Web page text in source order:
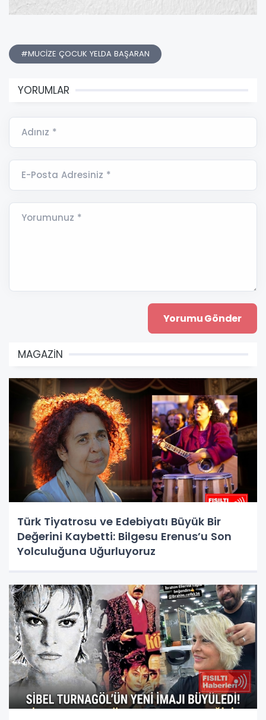
#MUCİZE ÇOCUK YELDA BAŞARAN
YORUMLAR
Adınız *
E-Posta Adresiniz *
Yorumunuz *
MAGAZİN
Türk Tiyatrosu ve Edebiyatı Büyük Bir
Değerini Kaybetti: Bilgesu Erenus’u Son
Yolculuğuna Uğurluyoruz